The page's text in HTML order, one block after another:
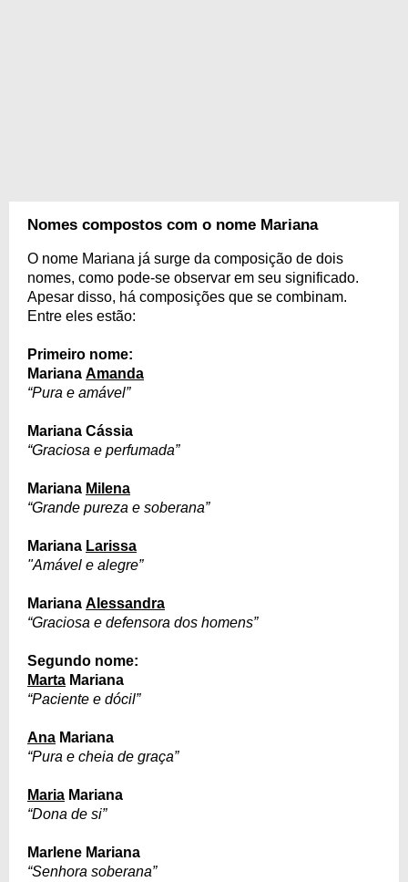
Nomes compostos com o nome Mariana
O nome Mariana já surge da composição de dois
nomes, como pode-se observar em seu significado.
Apesar disso, há composições que se combinam.
Entre eles estão:
Primeiro nome:
Mariana Amanda
“Pura e amável”
Mariana Cássia
“Graciosa e perfumada”
Mariana Milena
“Grande pureza e soberana”
Mariana Larissa
"Amável e alegre”
Mariana Alessandra
“Graciosa e defensora dos homens”
Segundo nome:
Marta Mariana
“Paciente e dócil”
Ana Mariana
“Pura e cheia de graça”
Maria Mariana
“Dona de si”
Marlene Mariana
“Senhora soberana”